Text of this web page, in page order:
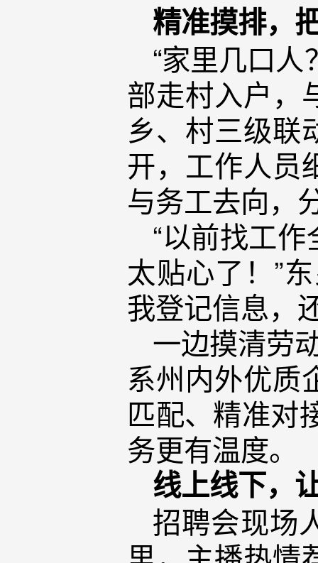
精准摸排，
“家里几口
部走村入户，
乡、村三级联
开，工作人员
与务工去向，
“以前找工
太贴心了！”
我登记信息，
一边摸清劳
系州内外优质
匹配、精准对
务更有温度。
线上线下，
招聘会现场